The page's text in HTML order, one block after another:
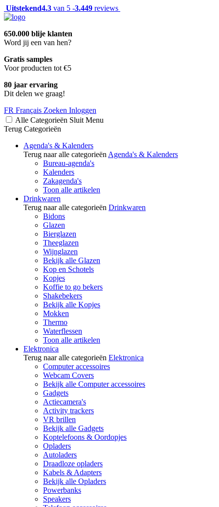
Uitstekend4.3 van 5 -3.449 reviews
650.000 blije klanten
Word jij een van hen?
Gratis samples
Voor producten tot €5
80 jaar ervaring
Dit delen we graag!
FR Français Zoeken Inloggen
Alle Categorieën Sluit Menu
Terug Categorieën
Agenda's & Kalenders
Terug naar alle categorieën Agenda's & Kalenders
Bureau-agenda's
Kalenders
Zakagenda's
Toon alle artikelen
Drinkwaren
Terug naar alle categorieën Drinkwaren
Bidons
Glazen
Bierglazen
Theeglazen
Wijnglazen
Bekijk alle Glazen
Kop en Schotels
Kopjes
Koffie to go bekers
Shakebekers
Bekijk alle Kopjes
Mokken
Thermo
Waterflessen
Toon alle artikelen
Elektronica
Terug naar alle categorieën Elektronica
Computer accessoires
Webcam Covers
Bekijk alle Computer accessoires
Gadgets
Actiecamera's
Activity trackers
VR brillen
Bekijk alle Gadgets
Koptelefoons & Oordopjes
Opladers
Autoladers
Draadloze opladers
Kabels & Adapters
Bekijk alle Opladers
Powerbanks
Speakers